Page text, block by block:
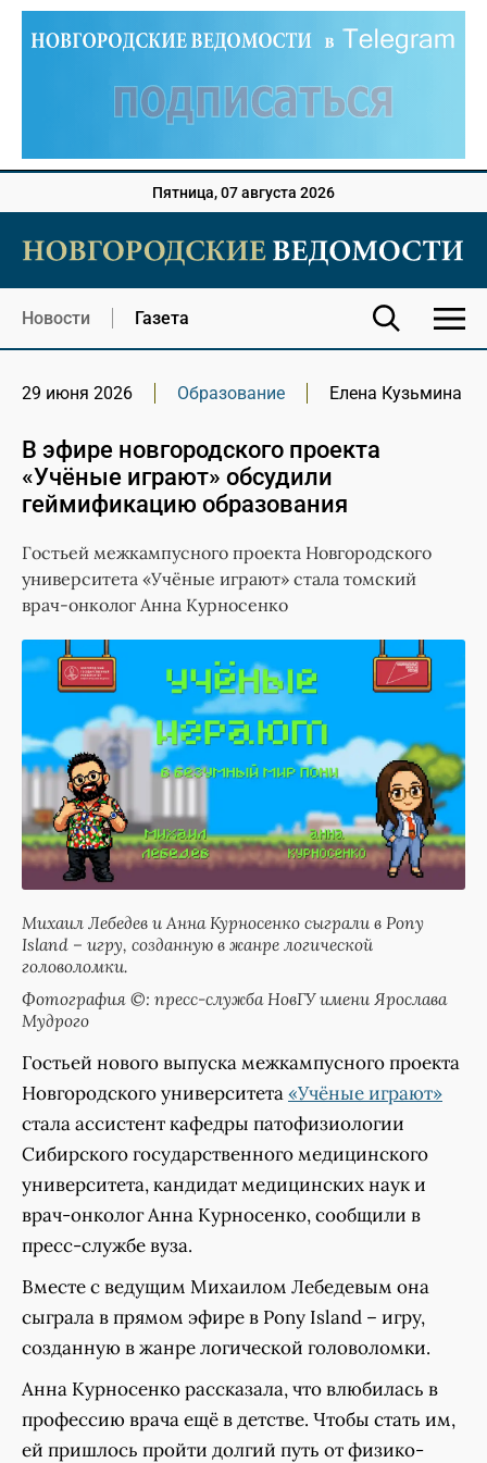
Пятница, 07 августа 2026
Новости Газета
29 июня 2026 Образование Елена Кузьмина
В эфире новгородского проекта
«Учёные играют» обсудили
геймификацию образования
Гостьей межкампусного проекта Новгородского
университета «Учёные играют» стала томский
врач-онколог Анна Курносенко
Михаил Лебедев и Анна Курносенко сыграли в Pony
Island – игру, созданную в жанре логической
головоломки.
Фотография ©: пресс-служба НовГУ имени Ярослава
Мудрого
Гостьей нового выпуска межкампусного проекта
Новгородского университета«Учёные играют»
стала ассистент кафедры патофизиологии
Сибирского государственного медицинского
университета, кандидат медицинских наук и
врач-онколог Анна Курносенко, сообщили в
пресс-службе вуза.
Вместе с ведущим Михаилом Лебедевым она
сыграла в прямом эфире в Pony Island – игру,
созданную в жанре логической головоломки.
Анна Курносенко рассказала, что влюбилась в
профессию врача ещё в детстве. Чтобы стать им,
ей пришлось пройти долгий путь от физико-